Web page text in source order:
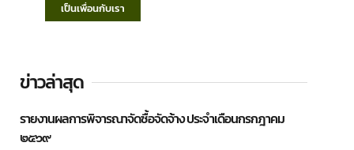
เป็นเพื่อนกับเรา
ข่าวล่าสุด
รายงานผลการพิจารณาจัดซื้อจัดจ้าง ประจำเดือนกรกฎาคม
๒๕๖๙